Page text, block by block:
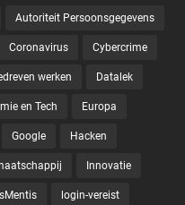
Autoriteit Persoonsgegevens
Coronavirus Cybercrime
werken Datalek
en Tech Europa
Google Hacken
Innovatie
login-vereist